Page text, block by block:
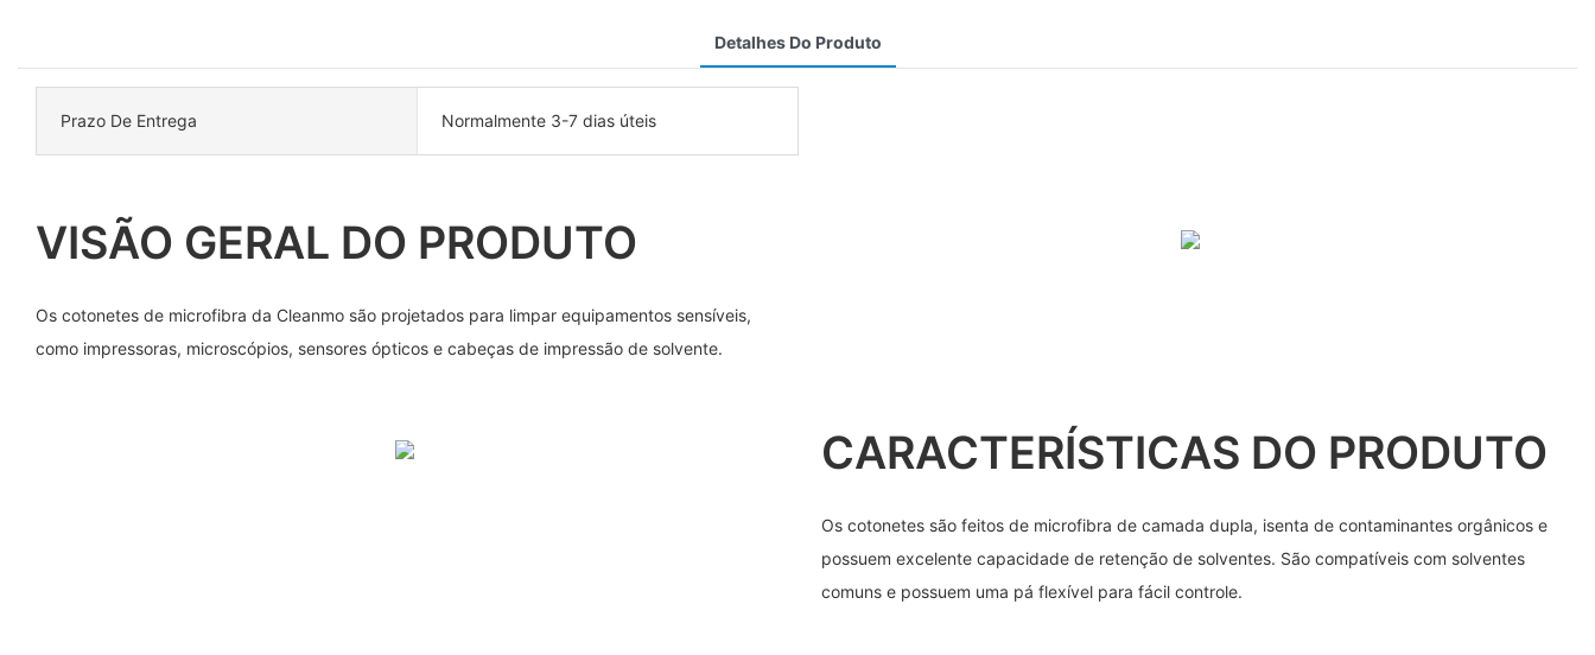
Detalhes Do Produto
Prazo De Entrega Normalmente 3-7 dias úteis
VISÃO GERAL DO PRODUTO
Os cotonetes de microfibra da Cleanmo são projetados para limpar equipamentos sensíveis,
como impressoras, microscópios, sensores ópticos e cabeças de impressão de solvente.
CARACTERÍSTICAS DO PRODUTO
Os cotonetes são feitos de microfibra de camada dupla, isenta de contaminantes orgânicos e
possuem excelente capacidade de retenção de solventes. São compatíveis com solventes
comuns e possuem uma pá flexível para fácil controle.